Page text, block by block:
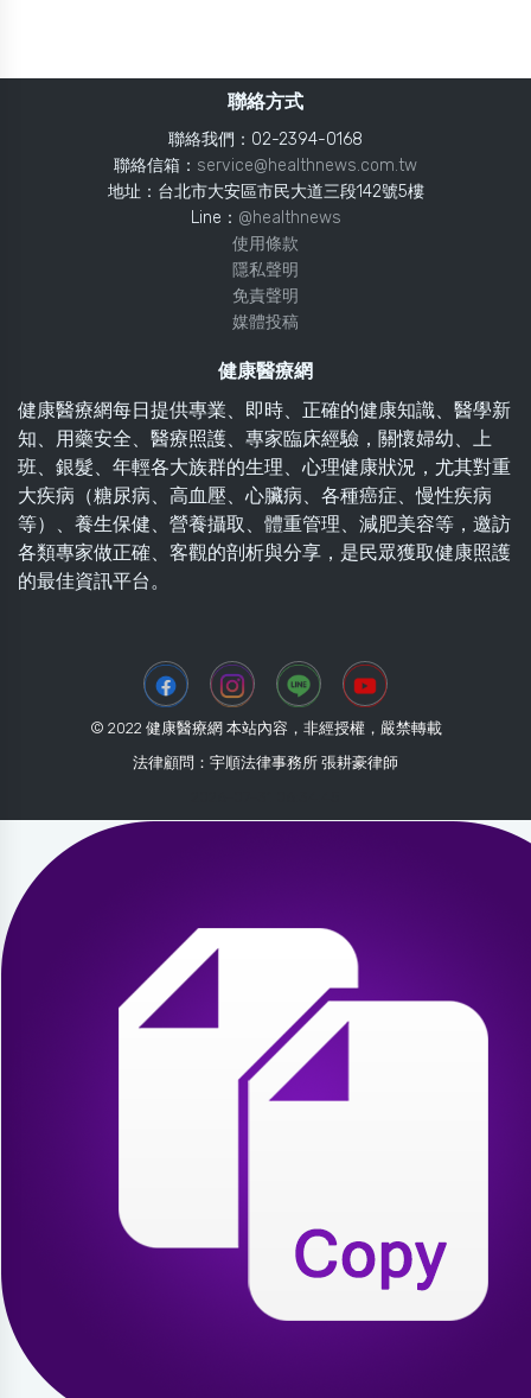
聯絡方式
聯絡我們：02-2394-0168
聯絡信箱： service@healthnews.com.tw
地址：台北市大安區市民大道三段142號5樓
Line： @healthnews
使用條款
隱私聲明
免責聲明
媒體投稿
健康醫療網
健康醫療網每日提供專業、即時、正確的健康知識、醫學新
知、用藥安全、醫療照護、專家臨床經驗，關懷婦幼、上
班、銀髮、年輕各大族群的生理、心理健康狀況，尤其對重
大疾病（糖尿病、高血壓、心臟病、各種癌症、慢性疾病
等）、養生保健、營養攝取、體重管理、減肥美容等，邀訪
各類專家做正確、客觀的剖析與分享，是民眾獲取健康照護
的最佳資訊平台。
© 2022 健康醫療網 本站內容，非經授權，嚴禁轉載
法律顧問：宇順法律事務所 張耕豪律師